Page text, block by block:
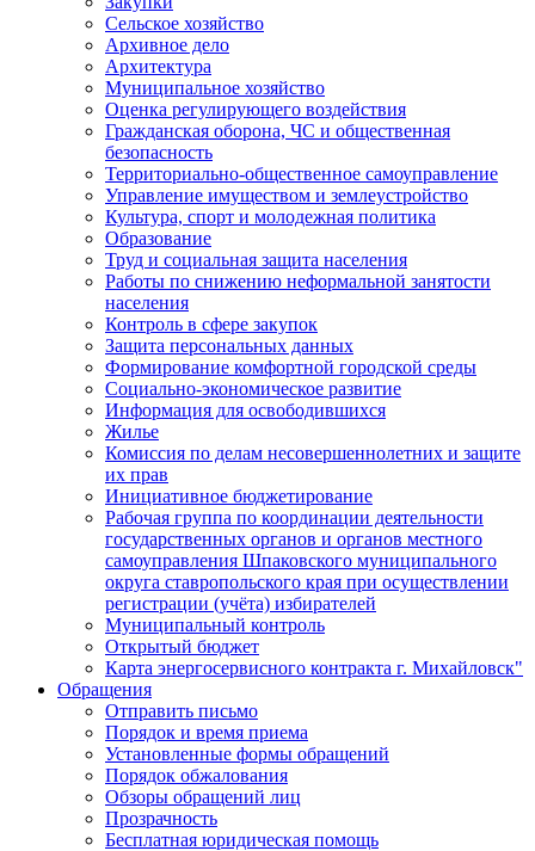
Сельское хозяйство
Архивное дело
Архитектура
Муниципальное хозяйство
Оценка регулирующего воздействия
Гражданская оборона, ЧС и общественная
безопасность
Территориально-общественное самоуправление
Управление имуществом и землеустройство
Культура, спорт и молодежная политика
Образование
Труд и социальная защита населения
Работы по снижению неформальной занятости
населения
Контроль в сфере закупок
Защита персональных данных
Формирование комфортной городской среды
Социально-экономическое развитие
Информация для освободившихся
Жилье
Комиссия по делам несовершеннолетних и защите
их прав
Инициативное бюджетирование
Рабочая группа по координации деятельности
государственных органов и органов местного
самоуправления Шпаковского муниципального
округа ставропольского края при осуществлении
регистрации (учёта) избирателей
Муниципальный контроль
Открытый бюджет
Карта энергосервисного контракта г. Михайловск"
Обращения
Отправить письмо
Порядок и время приема
Установленные формы обращений
Порядок обжалования
Обзоры обращений лиц
Прозрачность
Бесплатная юридическая помощь